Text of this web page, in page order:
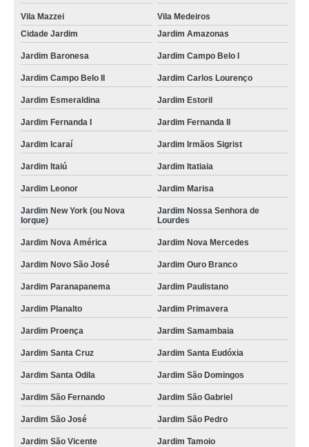
Vila Mazzei
Vila Medeiros
Cidade Jardim
Jardim Amazonas
Jardim Baronesa Jardim Campo Belo I
Jardim Campo Belo II Jardim Carlos Lourenço
Jardim Esmeraldina Jardim Estoril
Jardim Fernanda I Jardim Fernanda II
Jardim Icaraí Jardim Irmãos Sigrist
Jardim Itaiú Jardim Itatiaia
Jardim Leonor Jardim Marisa
Jardim New York (ou Nova
Iorque)
Jardim Nossa Senhora de
Lourdes
Jardim Nova América Jardim Nova Mercedes
Jardim Novo São José Jardim Ouro Branco
Jardim Paranapanema Jardim Paulistano
Jardim Planalto Jardim Primavera
Jardim Proença Jardim Samambaia
Jardim Santa Cruz Jardim Santa Eudóxia
Jardim Santa Odila Jardim São Domingos
Jardim São Fernando Jardim São Gabriel
Jardim São José Jardim São Pedro
Jardim São Vicente Jardim Tamoio